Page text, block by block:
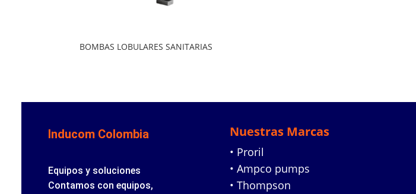
BOMBAS LOBULARES SANITARIAS
Inducom Colombia
Equipos y soluciones
Contamos con equipos,
Nuestras Marcas
• Proril
• Ampco pumps
• Thompson